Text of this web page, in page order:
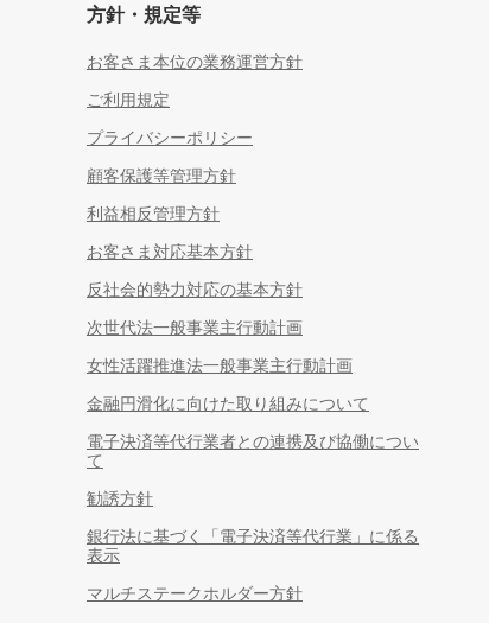
方針・規定等
お客さま本位の業務運営方針
ご利用規定
プライバシーポリシー
顧客保護等管理方針
利益相反管理方針
お客さま対応基本方針
反社会的勢力対応の基本方針
次世代法一般事業主行動計画
女性活躍推進法一般事業主行動計画
金融円滑化に向けた取り組みについて
電子決済等代行業者との連携及び協働につい
て
勧誘方針
銀行法に基づく「電子決済等代行業」に係る
表示
マルチステークホルダー方針